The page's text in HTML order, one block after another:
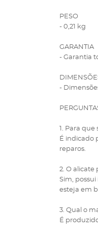
PESO
- 0,21 kg
GARANTIA
- Garantia
-
1. Para que
É indicado
reparos.
2. O alicate
Sim,
esteja em
3. Qual o
É